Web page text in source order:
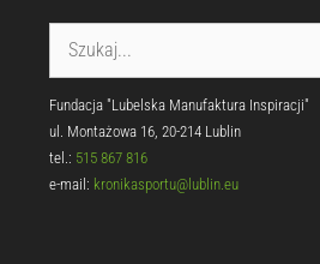
Fundacja "Lubelska Manufaktura Inspiracji"
ul. Montażowa 16, 20-214 Lublin
tel.: 515 867 816
e-mail: kronikasportu@lublin.eu